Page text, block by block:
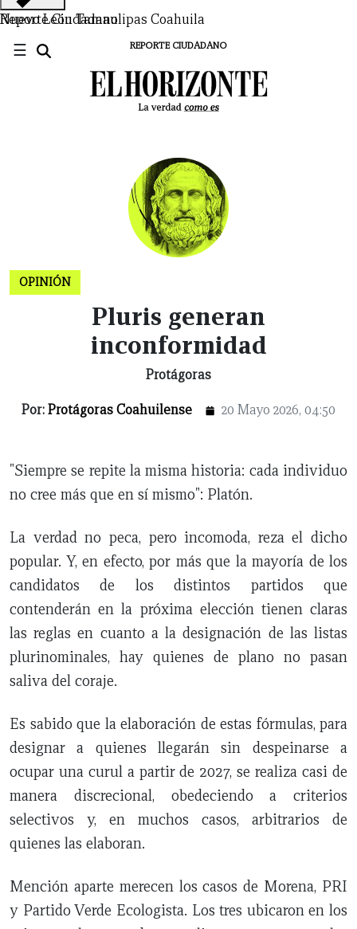
Nuevo LeónTamaulipas Coahuila
Reporte Ciudadano
☰ REPORTE CIUDADANO
NUEVO
TAMAULIPAS
COAHUILA
NACIONAL
INTERNACIONAL
FINANZAS
OPINIÓN
DEPORTES
ESPECTÁCULOS
TENDENCIA
ESTILO
PODCAST
CONTACTO
NEWSLETTER
HEMEROTECA
SUPLEMENTOS
OPINIÓN
Pluris generan
inconformidad
Protágoras
Por:Protágoras Coahuilense 20 Mayo 2026, 04:50
"Siempre se repite la misma historia: cada individuo
no cree más que en sí mismo": Platón.
La verdad no peca, pero incomoda, reza el dicho
popular. Y, en efecto, por más que la mayoría de los
candidatos de los distintos partidos que
contenderán en la próxima elección tienen claras
las reglas en cuanto a la designación de las listas
plurinominales, hay quienes de plano no pasan
saliva del coraje.
Es sabido que la elaboración de estas fórmulas, para
designar a quienes llegarán sin despeinarse a
ocupar una curul a partir de 2027, se realiza casi de
manera discrecional, obedeciendo a criterios
selectivos y, en muchos casos, arbitrarios de
quienes las elaboran.
Mención aparte merecen los casos de Morena, PRI
y Partido Verde Ecologista. Los tres ubicaron en los